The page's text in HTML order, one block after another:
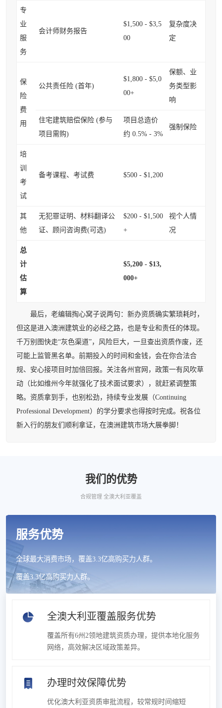
专
业
服
务
会计师财务报告
$1,500 - $3,5
00
复杂度决
定
保
险
费
用
公共责任险 (首年)
$1,800 - $5,0
00+
保额、业
务类型影
响
住宅建筑赔偿保险 (参与
项目需购)
项目总造价
约 0.5% - 3%
强制保险
培
训
考
试
备考课程、考试费 $500 - $1,200
其
他
无犯罪证明、材料翻译公
证、顾问咨询费(可选)
$200 - $1,500
+
视个人情
况
总
计
估
算
$5,200 - $13,
000+
最后，老编辑掏心窝子说两句：新办资质确实繁琐耗时，
但这是进入澳洲建筑业的必经之路，也是专业和责任的体现。
千万别图快走“灰色渠道”，风险巨大，一旦查出资质作废，还
可能上监管黑名单。前期投入的时间和金钱，会在你合法合
规、安心接项目时加倍回报。关注各州官网，政策一有风吹草
动（比如维州今年就强化了技术面试要求），就赶紧调整策
略。资质拿到手，也别松劲，持续专业发展（Continuing
Professional Development）的学分要求也得按时完成。祝各位
新入行的朋友们顺利拿证，在澳洲建筑市场大展拳脚！
我们的优势
合规管理 全澳大利亚覆盖
服务优势
全球最大消费市场，覆盖3.3亿高购买力人群。
覆盖3.3亿高购买力人群。
全澳大利亚覆盖服务优势
覆盖所有6州2领地建筑资质办理，提供本地化服务
网络，高效解决区域政策差异。
办理时效保障优势
优化澳大利亚资质审批流程，较常规时间缩短